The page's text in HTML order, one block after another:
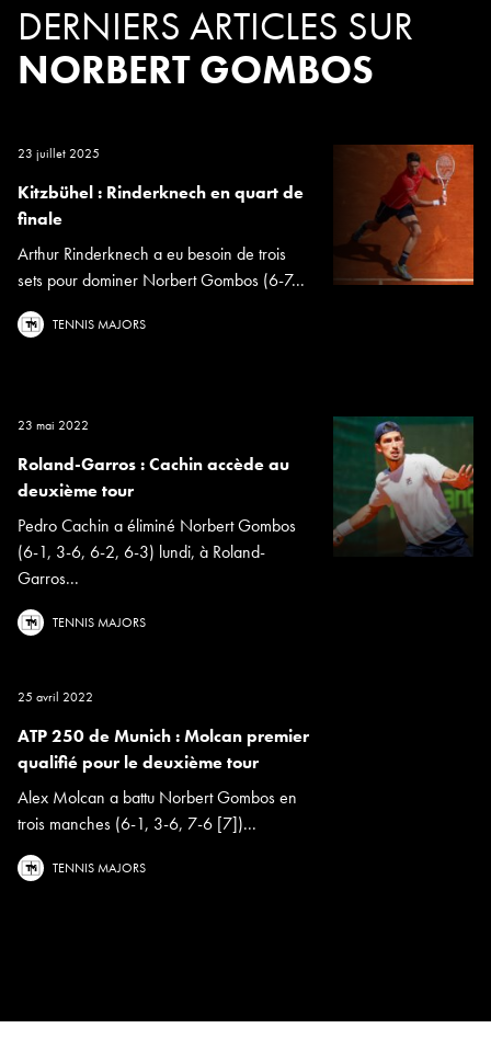
DERNIERS ARTICLES SUR
NORBERT GOMBOS
23 juillet 2025
Kitzbühel : Rinderknech en quart de
finale
Arthur Rinderknech a eu besoin de trois
sets pour dominer Norbert Gombos (6-7...
TENNIS MAJORS
23 mai 2022
Roland-Garros : Cachin accède au
deuxième tour
Pedro Cachin a éliminé Norbert Gombos
(6-1, 3-6, 6-2, 6-3) lundi, à Roland-
Garros...
TENNIS MAJORS
25 avril 2022
ATP 250 de Munich : Molcan premier
qualifié pour le deuxième tour
Alex Molcan a battu Norbert Gombos en
trois manches (6-1, 3-6, 7-6 [7])...
TENNIS MAJORS